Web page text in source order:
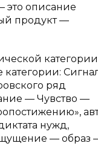
это описание
продукт —
категории:
ряд
— Чувство —
нужд,
— образ